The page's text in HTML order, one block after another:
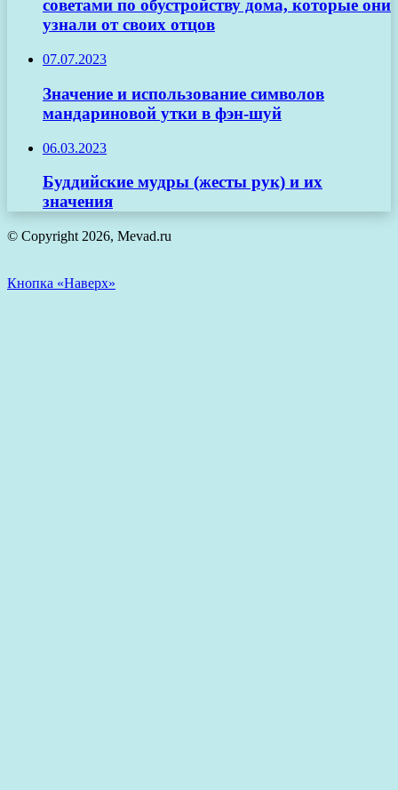
советами по обустройству дома, которые они
узнали от своих отцов
07.07.2023
Значение и использование символов
мандариновой утки в фэн-шуй
06.03.2023
Буддийские мудры (жесты рук) и их
значения
© Copyright 2026, Mevad.ru
Кнопка «Наверх»